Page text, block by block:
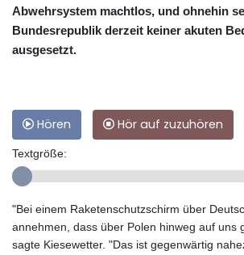
Abwehrsystem machtlos, und ohnehin
Bundesrepublik derzeit keiner akuten
ausgesetzt.
Hören Hör auf zuzuhören
Textgröße:
"Bei einem Raketenschutzschirm über
annehmen, dass über Polen hinweg auf uns
sagte Kiesewetter. "Das ist gegenwärtig